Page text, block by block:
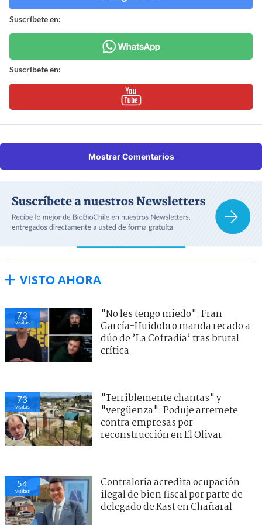
Suscríbete en:
Suscríbete en:
Mostrar Comentarios
VISTO AHORA
73
visitas
"Terriblemente chantas" y
"vergüenza": Poduje arremete
contra empresas por
reconstrucción en El Olivar
73
visitas
"No les tengo miedo": Fran
García-Huidobro manda recado a
dúo de ’La Cofradía’ tras brutal
crítica
54
visitas
Contraloría acredita ocupación
ilegal de bien fiscal por parte de
delegado de Kast en Chañaral